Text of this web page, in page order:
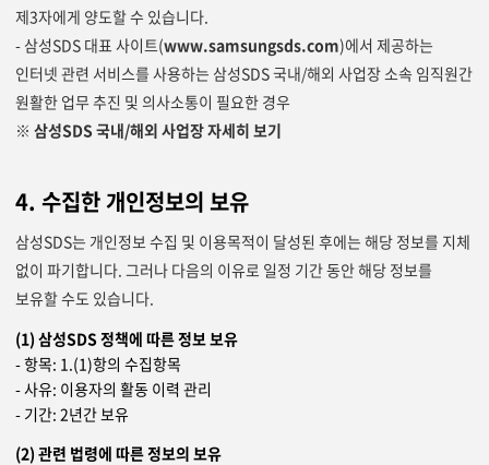
제3자에게 양도할 수 있습니다.
- 삼성SDS 대표 사이트(www.samsungsds.com)에서 제공하는
인터넷 관련 서비스를 사용하는 삼성SDS 국내/해외 사업장 소속 임직원간
원활한 업무 추진 및 의사소통이 필요한 경우
※ 삼성SDS 국내/해외 사업장 자세히 보기
4. 수집한 개인정보의 보유
삼성SDS는 개인정보 수집 및 이용목적이 달성된 후에는 해당 정보를 지체
없이 파기합니다. 그러나 다음의 이유로 일정 기간 동안 해당 정보를
보유할 수도 있습니다.
(1) 삼성SDS 정책에 따른 정보 보유
- 항목: 1.(1)항의 수집항목
- 사유: 이용자의 활동 이력 관리
- 기간: 2년간 보유
(2) 관련 법령에 따른 정보의 보유